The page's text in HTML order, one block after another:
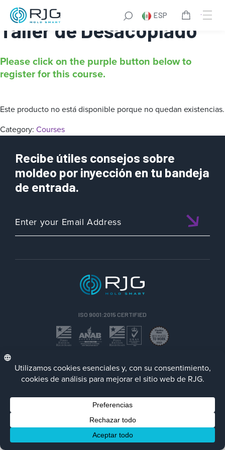
ESP
DECOUPLED MOLDING®
Taller de Desacoplado
Please click on the purple button below to
register for this course.
Este producto no está disponible porque no quedan existencias.
Category: Courses
Recibe útiles consejos sobre
moldeo por inyección en tu bandeja
de entrada.
ISO 9001:2015 CERTIFIED
ESP Política de privacidadTerms/ImpressumContact Us